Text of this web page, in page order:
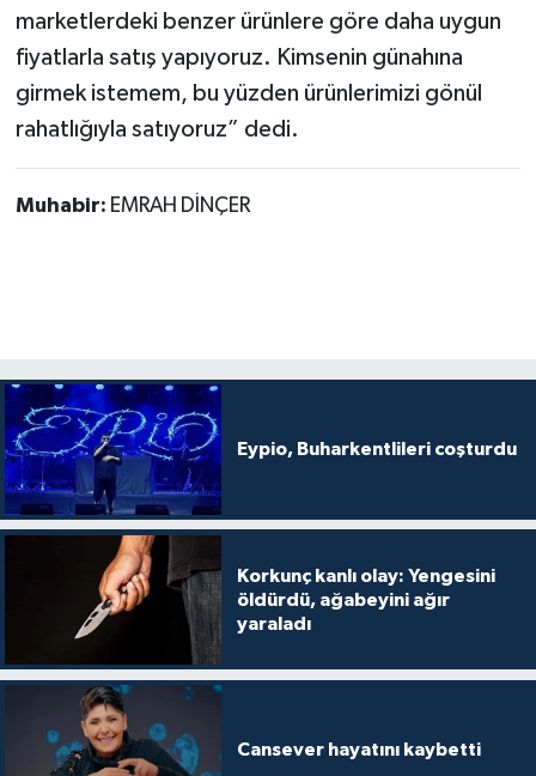
marketlerdeki benzer ürünlere göre daha uygun
fiyatlarla satış yapıyoruz. Kimsenin günahına
girmek istemem, bu yüzden ürünlerimizi gönül
rahatlığıyla satıyoruz” dedi.
Muhabir: EMRAH DİNÇER
Eypio, Buharkentlileri coşturdu
Korkunç kanlı olay: Yengesini
öldürdü, ağabeyini ağır
yaraladı
Cansever hayatını kaybetti